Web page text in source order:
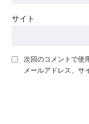
サイト
次回のコメントで使
メールアドレス、サ